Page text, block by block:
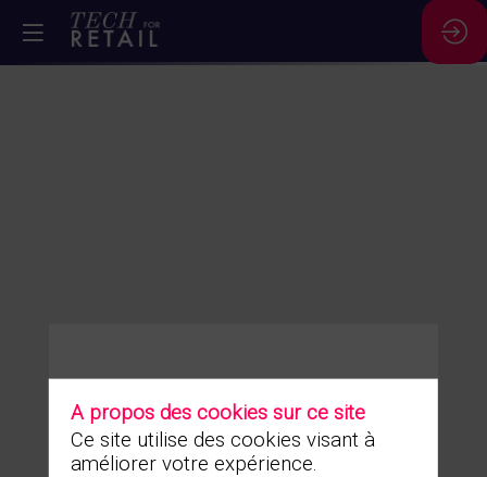
Vous n'êtes pas autorisé à accéder à ce contenu
A propos des cookies sur ce site
Ce site utilise des cookies visant à
améliorer votre expérience.